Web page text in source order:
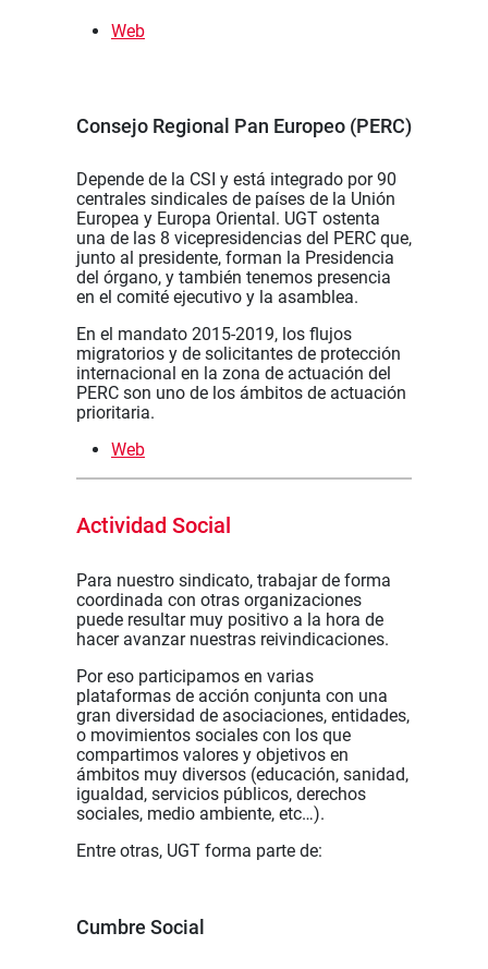
Web
Consejo Regional Pan Europeo (PERC)
Depende de la CSI y está integrado por 90
centrales sindicales de países de la Unión
Europea y Europa Oriental. UGT ostenta
una de las 8 vicepresidencias del PERC que,
junto al presidente, forman la Presidencia
del órgano, y también tenemos presencia
en el comité ejecutivo y la asamblea.
En el mandato 2015-2019, los flujos
migratorios y de solicitantes de protección
internacional en la zona de actuación del
PERC son uno de los ámbitos de actuación
prioritaria.
Web
Actividad Social
Para nuestro sindicato, trabajar de forma
coordinada con otras organizaciones
puede resultar muy positivo a la hora de
hacer avanzar nuestras reivindicaciones.
Por eso participamos en varias
plataformas de acción conjunta con una
gran diversidad de asociaciones, entidades,
o movimientos sociales con los que
compartimos valores y objetivos en
ámbitos muy diversos (educación, sanidad,
igualdad, servicios públicos, derechos
sociales, medio ambiente, etc…).
Entre otras, UGT forma parte de:
Cumbre Social